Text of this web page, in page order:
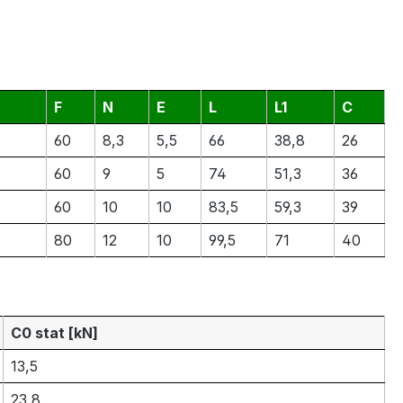
F N E L L1
C
60
8,3 5,5 66 38,8
26
60
9 5 74 51,3
36
60
10 10 83,5 59,3
39
80
12 10 99,5 71 40
C0 stat [kN]
13,5